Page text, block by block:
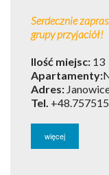
Serdecznie
grupy przyjaciół!
Ilość miejsc: 13
Apartamenty:
Adres:
Tel.
więcej